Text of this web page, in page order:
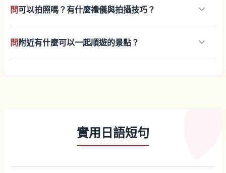
問可以拍照嗎？有什麼禮儀與拍攝技巧？ keyboard_arrow_down
問 附近有什麼可以一起順遊的景點？ keyboard_arrow_down
實用日語短句